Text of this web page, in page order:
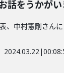
話をうかがい
、中村憲剛さん
2024.03.22|